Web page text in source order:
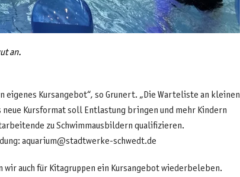
an.
eigenes Kursangebot“, so Grunert. „Die Warteliste an kleinen
neue Kursformat soll Entlastung bringen und mehr Kindern
zu Schwimmausbildern qualifizieren.
aquarium@stadtwerke-schwedt.de
wir auch für Kitagruppen ein Kursangebot wiederbeleben.